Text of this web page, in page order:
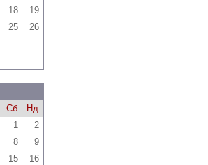
18
19
25
26
Сб
Нд
1
2
8
9
15
16